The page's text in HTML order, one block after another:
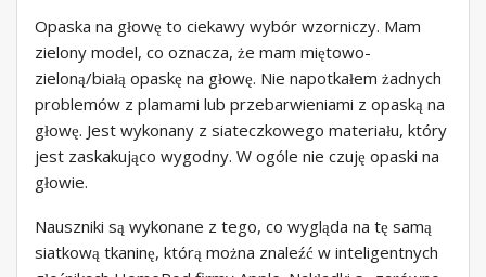
Opaska na głowę to ciekawy wybór wzorniczy. Mam
zielony model, co oznacza, że ​​mam miętowo-
zieloną/białą opaskę na głowę. Nie napotkałem żadnych
problemów z plamami lub przebarwieniami z opaską na
głowę. Jest wykonany z siateczkowego materiału, który
jest zaskakująco wygodny. W ogóle nie czuję opaski na
głowie.
Nauszniki są wykonane z tego, co wygląda na tę samą
siatkową tkaninę, którą można znaleźć w inteligentnych